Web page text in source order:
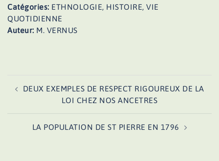
Catégories: ETHNOLOGIE, HISTOIRE, VIE
QUOTIDIENNE
Auteur: M. VERNUS
d’article
DEUX EXEMPLES DE RESPECT RIGOUREUX DE LA
LOI CHEZ NOS ANCETRES
LA POPULATION DE ST PIERRE EN 1796